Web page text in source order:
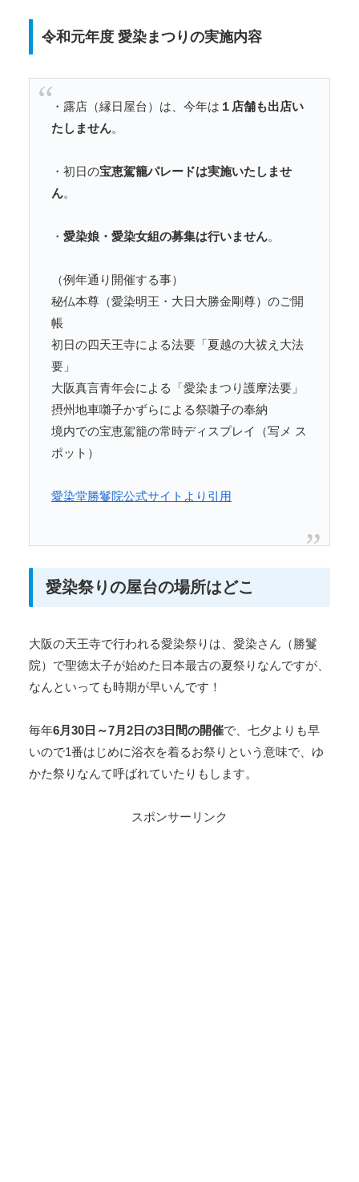
令和元年度 愛染まつりの実施内容
・露店（縁日屋台）は、今年は １店舗も出店い
たしません。
・初日の宝恵駕籠パレードは実施いたしませ
ん。
・ 愛染娘・愛染女組の募集は行いません。
（例年通り開催する事）
秘仏本尊（愛染明王・大日大勝金剛尊）のご開
帳
初日の四天王寺による法要「夏越の大祓え大法
要」
大阪真言青年会による「愛染まつり護摩法要」
摂州地車囃子かずらによる祭囃子の奉納
境内での宝恵駕籠の常時ディスプレイ（写メ ス
ポット）
愛染堂勝鬘院公式サイトより引用
愛染祭りの屋台の場所はどこ
大阪の天王寺で行われる愛染祭りは、愛染さん（勝鬘
院）で聖徳太子が始めた日本最古の夏祭りなんですが、
なんといっても時期が早いんです！
毎年6月30日～7月2日の3日間の開催で、七夕よりも早
いので1番はじめに浴衣を着るお祭りという意味で、ゆ
かた祭りなんて呼ばれていたりもします。
スポンサーリンク